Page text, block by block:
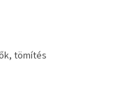
tömítés